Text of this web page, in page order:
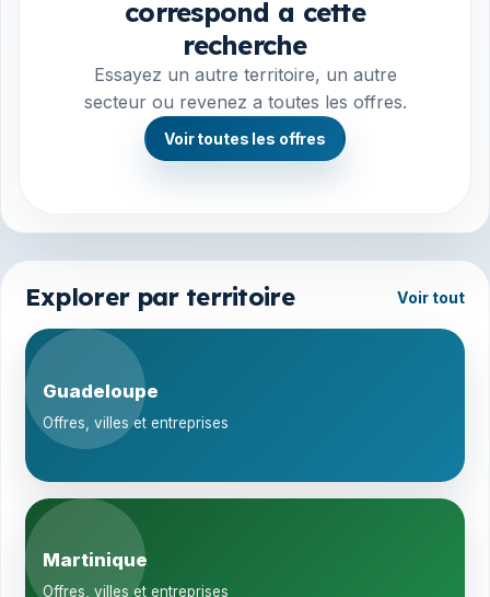
correspond a cette
recherche
Essayez un autre territoire, un autre
secteur ou revenez a toutes les offres.
Voir toutes les offres
Explorer par territoire Voir tout
Guadeloupe
Offres, villes et entreprises
Martinique
Offres, villes et entreprises